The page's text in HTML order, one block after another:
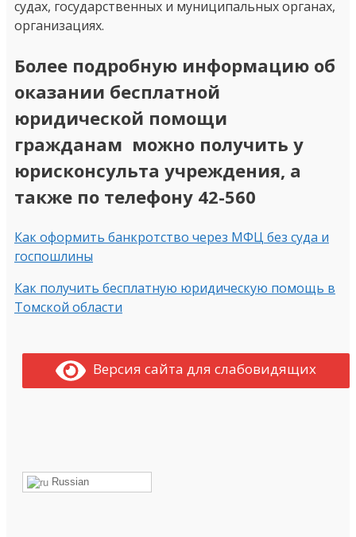
судах, государственных и муниципальных органах,
организациях.
Более подробную информацию об
оказании бесплатной
юридической помощи
гражданам можно получить у
юрисконсульта учреждения, а
также по телефону 42-560
Как оформить банкротство через МФЦ без суда и
госпошлины
Как получить бесплатную юридическую помощь в
Томской области
Версия сайта для слабовидящих
Russian